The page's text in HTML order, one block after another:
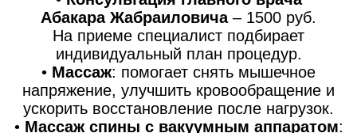
Абакара Жабраиловича– 1500 руб.
На приеме специалист подбирает
индивидуальный план процедур.
• Массаж: помогает снять мышечное
напряжение, улучшить кровообращение и
ускорить восстановление после нагрузок.
• Массаж спины с вакуумным аппаратом: